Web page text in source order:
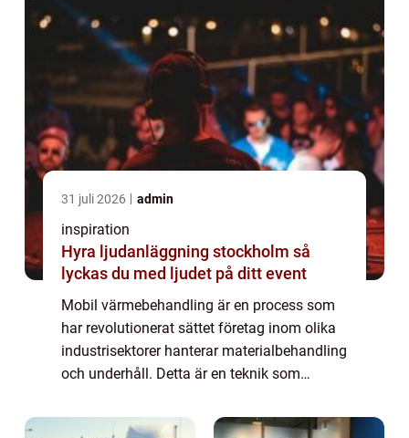
31 juli 2026 admin
inspiration
Hyra ljudanläggning stockholm så
lyckas du med ljudet på ditt event
Mobil värmebehandling är en process som
har revolutionerat sättet företag inom olika
industrisektorer hanterar materialbehandling
och underhåll. Detta är en teknik som